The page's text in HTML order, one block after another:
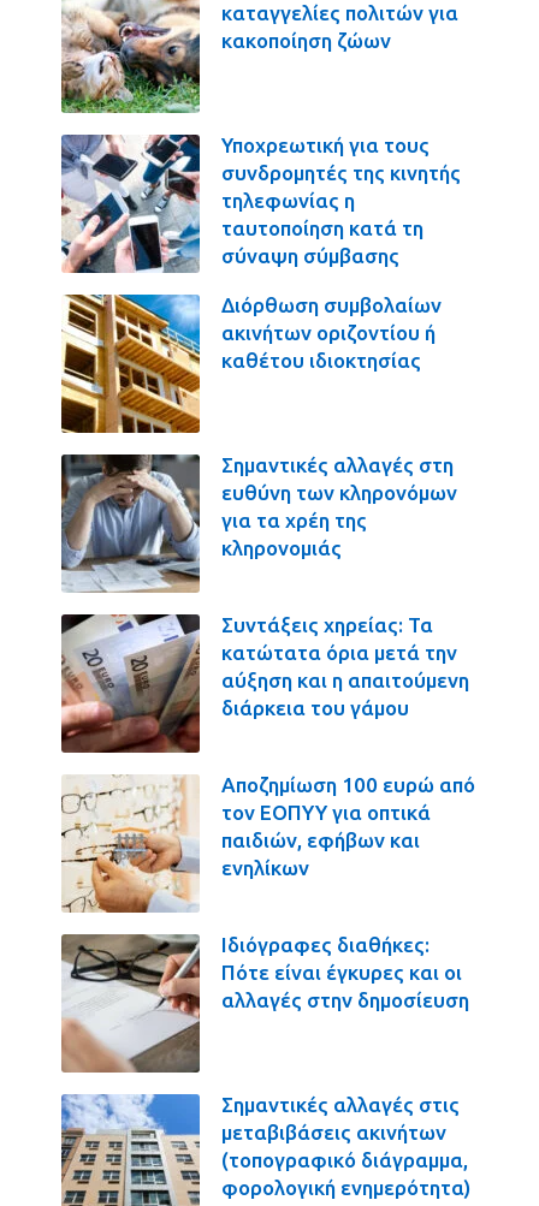
καταγγελίες πολιτών για
κακοποίηση ζώων
Υποχρεωτική για τους
συνδρομητές της κινητής
τηλεφωνίας η
ταυτοποίηση κατά τη
σύναψη σύμβασης
Διόρθωση συμβολαίων
ακινήτων οριζοντίου ή
καθέτου ιδιοκτησίας
Σημαντικές αλλαγές στη
ευθύνη των κληρονόμων
για τα χρέη της
κληρονομιάς
Συντάξεις χηρείας: Τα
κατώτατα όρια μετά την
αύξηση και η απαιτούμενη
διάρκεια του γάμου
Αποζημίωση 100 ευρώ από
τον ΕΟΠΥΥ για οπτικά
παιδιών, εφήβων και
ενηλίκων
Ιδιόγραφες διαθήκες:
Πότε είναι έγκυρες και οι
αλλαγές στην δημοσίευση
Σημαντικές αλλαγές στις
μεταβιβάσεις ακινήτων
(τοπογραφικό διάγραμμα,
φορολογική ενημερότητα)